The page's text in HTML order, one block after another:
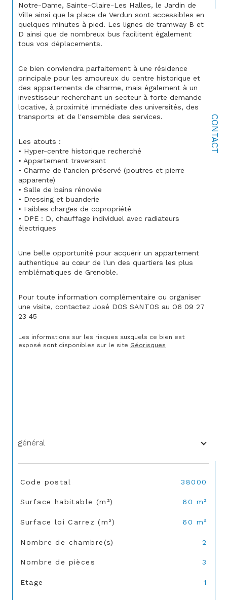
CONTACT
Notre-Dame, Sainte-Claire-Les Halles, le Jardin de
Ville ainsi que la place de Verdun sont accessibles en
quelques minutes à pied. Les lignes de tramway B et
D ainsi que de nombreux bus facilitent également
tous vos déplacements.
Ce bien conviendra parfaitement à une résidence
principale pour les amoureux du centre historique et
des appartements de charme, mais également à un
investisseur recherchant un secteur à forte demande
locative, à proximité immédiate des universités, des
transports et de l'ensemble des services.
Les atouts :
• Hyper-centre historique recherché
• Appartement traversant
• Charme de l'ancien préservé (poutres et pierre
apparente)
• Salle de bains rénovée
• Dressing et buanderie
• Faibles charges de copropriété
• DPE : D, chauffage individuel avec radiateurs
électriques
Une belle opportunité pour acquérir un appartement
authentique au cœur de l'un des quartiers les plus
emblématiques de Grenoble.
Pour toute information complémentaire ou organiser
une visite, contactez José DOS SANTOS au O6 09 27
23 45
Les informations sur les risques auxquels ce bien est
exposé sont disponibles sur le site Géorisques
général
TRAD_SIROCCO_Caracteristique
Code postal 38000
Surface habitable (m²) 60 m²
Surface loi Carrez (m²) 60 m²
Nombre de chambre(s) 2
Nombre de pièces 3
Etage 1